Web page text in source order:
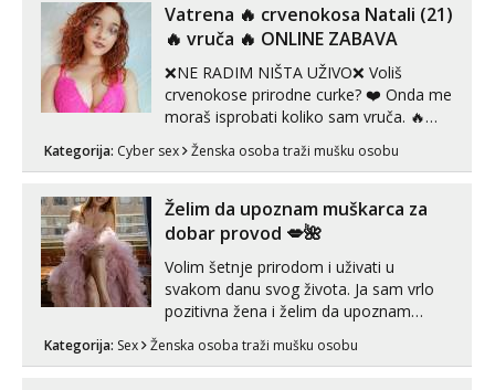
Vatrena ‎️‍🔥 crvenokosa Natali (21)
‎️‍🔥 vruča‎ ️‍🔥 ONLINE ZABAVA
❌NE RADIM NIŠTA UŽIVO❌ Voliš
crvenokose prirodne curke? ❤️ Onda me
moraš isprobati koliko sam vruča.‎ ️‍🔥
MLADA vražica koja ima 100%
prorodne grudi, 💦 Misli su mi uvijek
U mojoj raznolikoj ponudi možeš
pranaći nešto po svojoj mjeri. Sexi videa
s kolegica...
Kategorija: Cyber sex Ženska osoba traži mušku osobu
Želim da upoznam muškarca za
dobar provod 💋🌺
Volim šetnje prirodom i uživati u
svakom danu svog života. Ja sam vrlo
pozitivna žena i želim da upoznam
može i nešto više.💋🌺 Klikni na link
Kategorija: Sex Ženska osoba traži mušku osobu